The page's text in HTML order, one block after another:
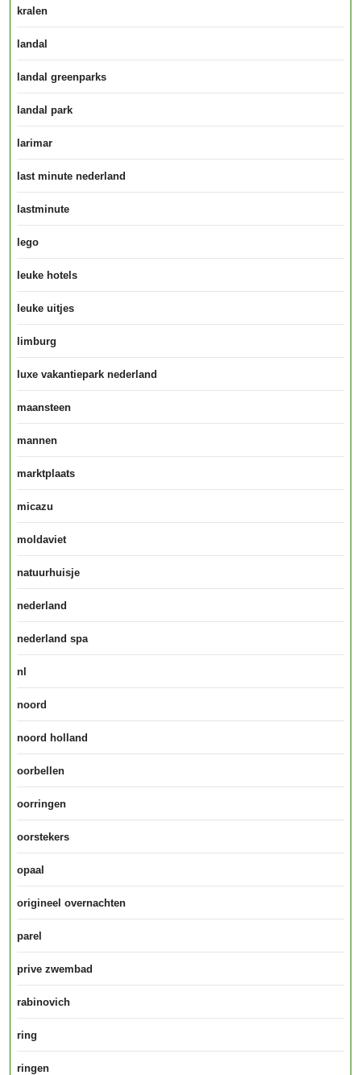
kralen
landal
landal greenparks
landal park
larimar
last minute nederland
lastminute
lego
leuke hotels
leuke uitjes
limburg
luxe vakantiepark nederland
maansteen
mannen
marktplaats
micazu
moldaviet
natuurhuisje
nederland
nederland spa
nl
noord
noord holland
oorbellen
oorringen
oorstekers
opaal
origineel overnachten
parel
prive zwembad
rabinovich
ring
ringen